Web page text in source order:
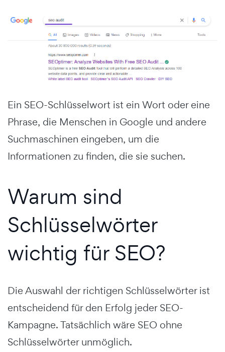
Ein SEO-Schlüsselwort ist ein Wort oder eine
Phrase, die Menschen in Google und andere
Suchmaschinen eingeben, um die
Informationen zu finden, die sie suchen.
Warum sind
Schlüsselwörter
wichtig für SEO?
Die Auswahl der richtigen Schlüsselwörter ist
entscheidend für den Erfolg jeder SEO-
Kampagne. Tatsächlich wäre SEO ohne
Schlüsselwörter unmöglich.